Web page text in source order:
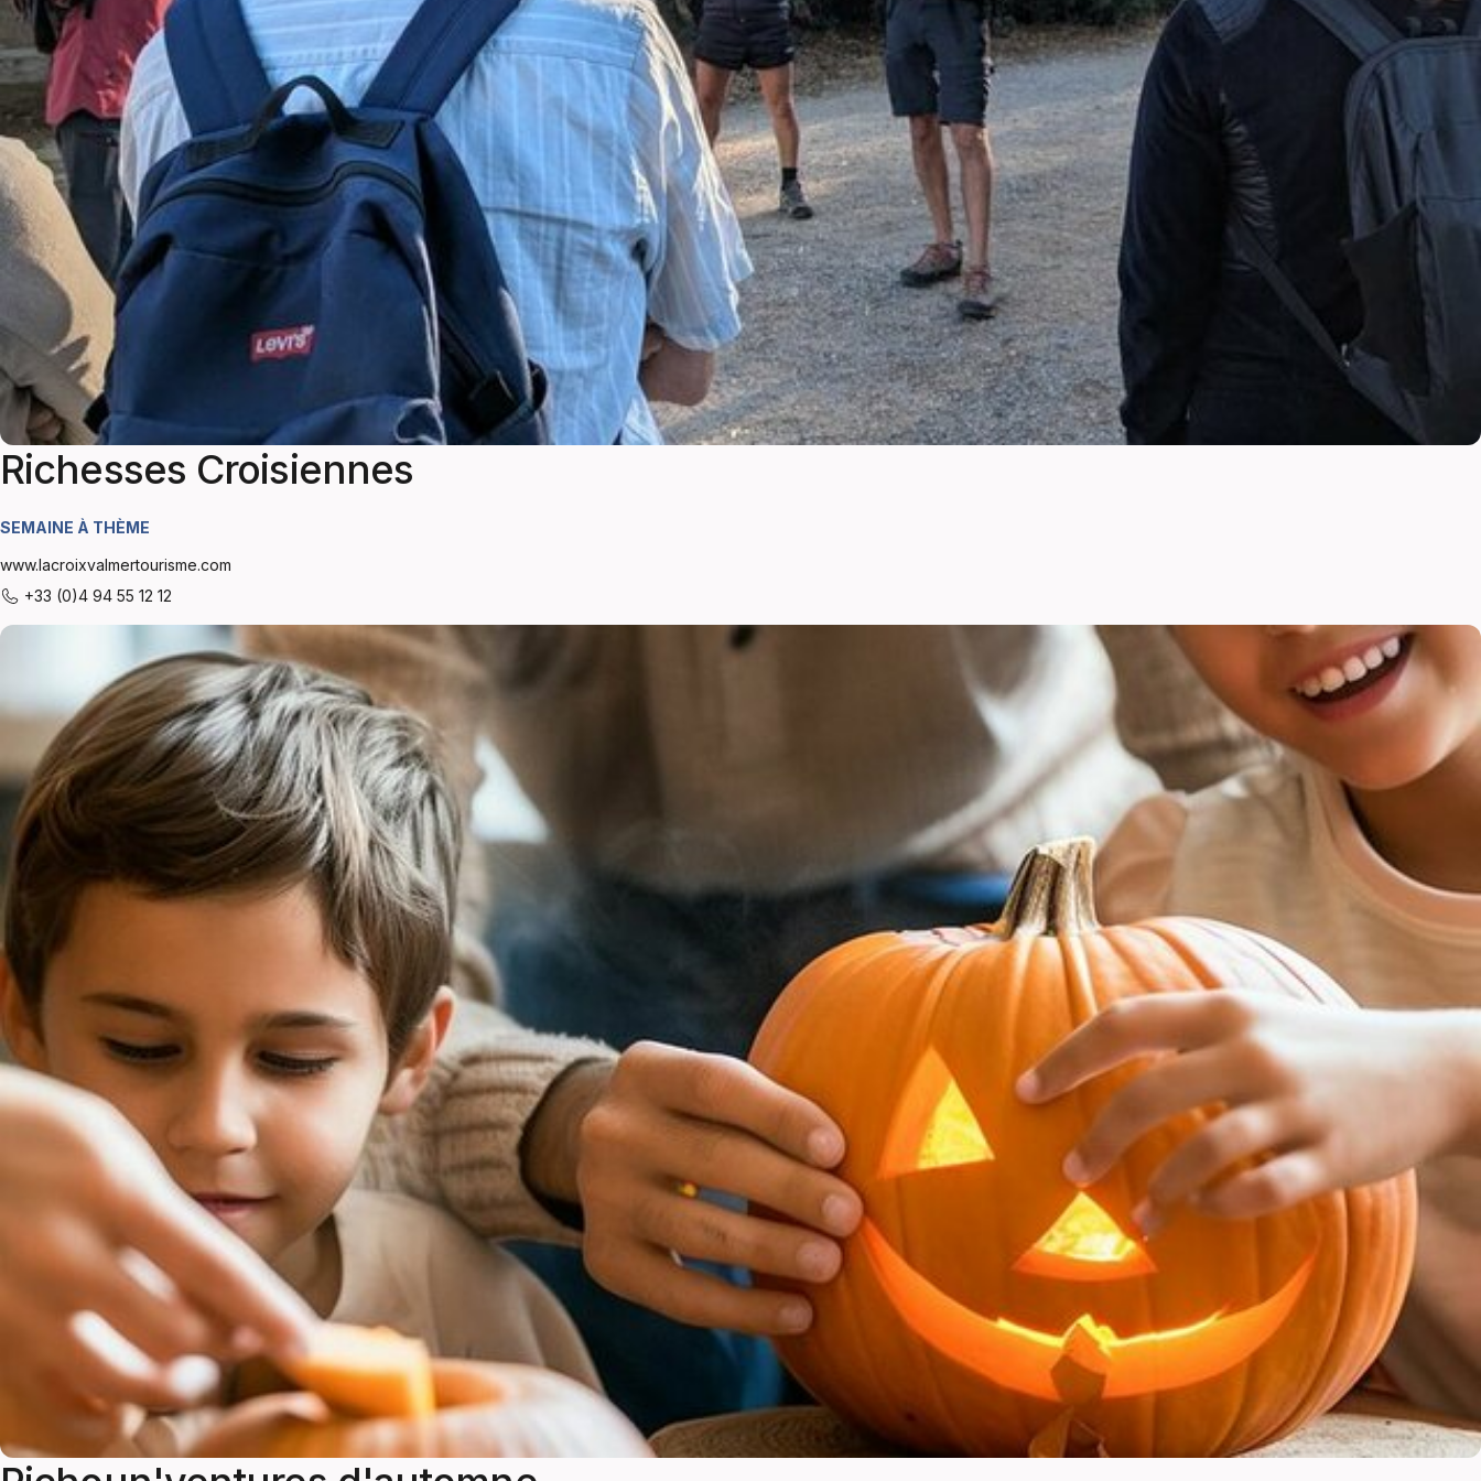
Richesses Croisiennes
SEMAINE À THÈME
www.lacroixvalmertourisme.com
+33 (0)4 94 55 12 12